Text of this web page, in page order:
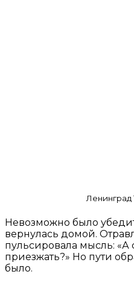
Ленинград
Невозможно было
вернулась домой.
пульсировала мысль:
приезжать?» Но пути
было.